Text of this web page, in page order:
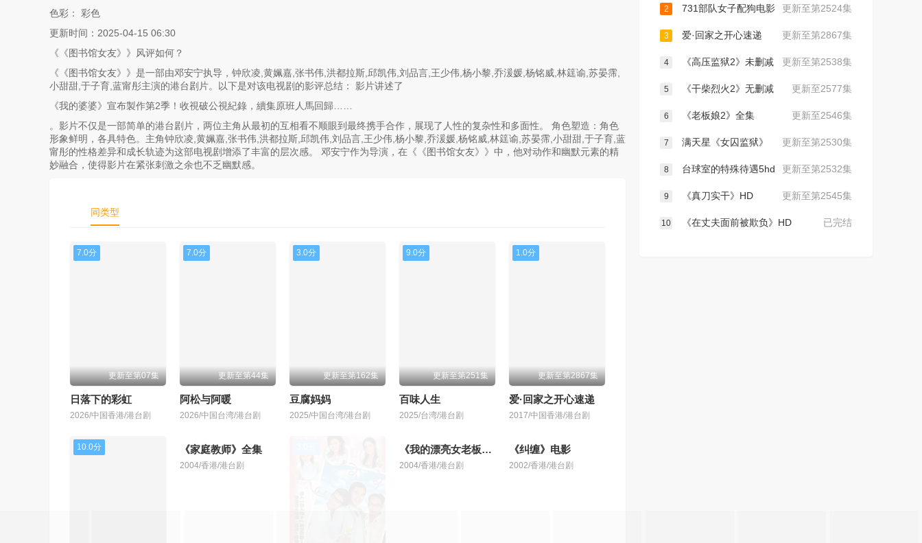
色彩： 彩色
更新时间：2025-04-15 06:30
《《图书馆女友》》风评如何？
《《图书馆女友》》是一部由邓安宁执导，钟欣凌,黄姵嘉,张书伟,洪都拉斯,邱凯伟,刘品言,王少伟,杨小黎,乔湲媛,杨铭威,林筳谕,苏晏霈,
小甜甜,于子育,蓝甯彤主演的港台剧片。以下是对该电视剧的影评总结： 影片讲述了
《我的婆婆》宣布製作第2季！收視破公視紀錄，續集原班人馬回歸……
。影片不仅是一部简单的港台剧片，两位主角从最初的互相看不顺眼到最终携手合作，展现了人性的复杂性和多面性。 角色塑造：角色
形象鲜明，各具特色。主角钟欣凌,黄姵嘉,张书伟,洪都拉斯,邱凯伟,刘品言,王少伟,杨小黎,乔湲媛,杨铭威,林筳谕,苏晏霈,小甜甜,于子育,蓝
甯彤的性格差异和成长轨迹为这部电视剧增添了丰富的层次感。 邓安宁作为导演，在《《图书馆女友》》中，他对动作和幽默元素的精
妙融合，使得影片在紧张刺激之余也不乏幽默感。
同类型
7.0分
更新至第07集
日落下的彩虹
2026/中国香港/港台剧
7.0分
更新至第44集
阿松与阿暖
2026/中国台湾/港台剧
3.0分
更新至第162集
豆腐妈妈
2025/中国台湾/港台剧
9.0分
更新至第251集
百味人生
2025/台湾/港台剧
1.0分
更新至第2867集
爱·回家之开心速递
2017/中国香港/港台剧
10.0分 1.0分 2.0分 6.0分
更新至第2524集
2 731部队女子配狗电影
更新至第2867集
3 爱·回家之开心速递
更新至第2538集
4 《高压监狱2》未删减
更新至2577集
5 《干柴烈火2》无删减
更新至2546集
6 《老板娘2》全集
更新至第2530集
7 满天星《女囚监狱》
更新至第2532集
8 台球室的特殊待遇5hd
更新至第2545集
9 《真刀实干》HD
已完结
10 《在丈夫面前被欺负》HD